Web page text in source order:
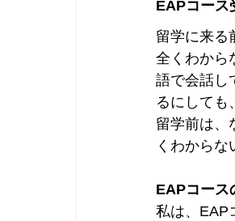
EAPコース
留学に来る
全くわから
語で会話し
るにしても
留学前は、
くわからな
EAPコース
私は、EAP